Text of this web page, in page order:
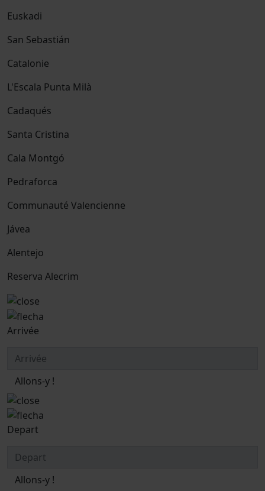
Euskadi
San Sebastián
Catalonie
L'Escala Punta Milà
Cadaqués
Santa Cristina
Cala Montgó
Pedraforca
Communauté Valencienne
Jávea
Alentejo
Reserva Alecrim
Arrivée
Allons-y !
Depart
Allons-y !